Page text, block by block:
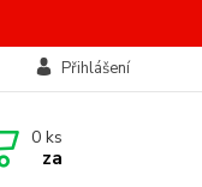
Přihlášení
0 ks
za